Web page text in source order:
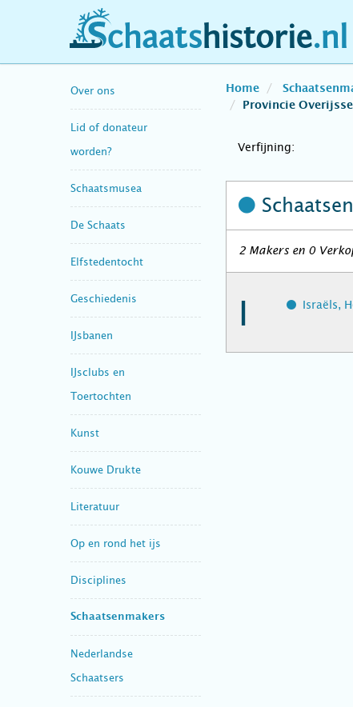
schaatshistorie.nl
Over ons
Lid of donateur
worden?
Schaatsmusea
De Schaats
Elfstedentocht
Geschiedenis
IJsbanen
IJsclubs en
Toertochten
Kunst
Kouwe Drukte
Literatuur
Op en rond het ijs
Disciplines
Schaatsenmakers
Nederlandse
Schaatsers
Home
Provincie Overijssel
Verfijning:
2 Makers en 0
I Israëls,